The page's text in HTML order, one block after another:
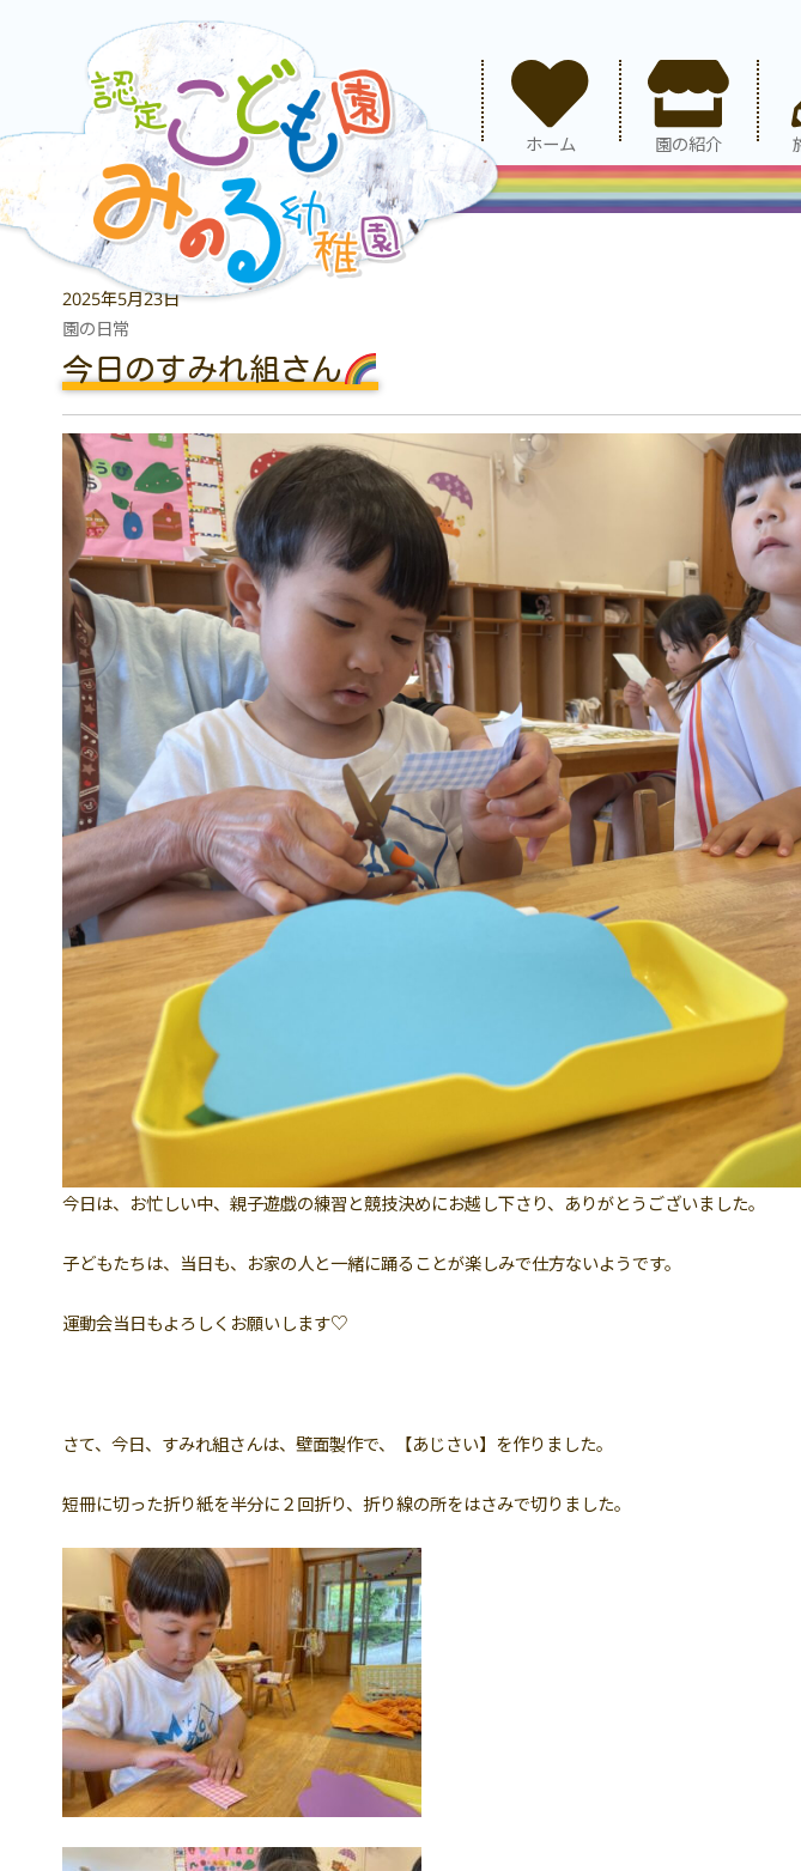
ホーム 園の紹介
2025年5月23日
園の日常
今日のすみれ組さん
今日は、お忙しい中、親子遊戯の練習と競技決めにお越し下さり、ありがとうございました。
子どもたちは、当日も、お家の人と一緒に踊ることが楽しみで仕方ないようです。
運動会当日もよろしくお願いします♡
さて、今日、すみれ組さんは、壁面製作で、【あじさい】を作りました。
短冊に切った折り紙を半分に２回折り、折り線の所をはさみで切りました。